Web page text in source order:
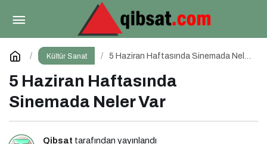
Kültür Sanat
5 Haziran Haftasında Sinemada Neler
5 Haziran Haftasında
Sinemada Neler Var
Qibsat tarafından yayınlandı
Toplumun Haklı Sessiz Çığlığı Bu Kitapta
Toplandı
Yorum Yap